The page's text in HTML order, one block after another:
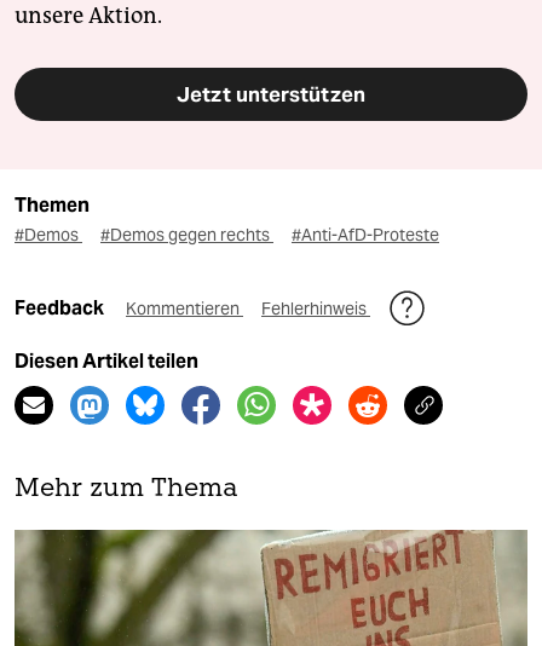
unsere Aktion.
Jetzt unterstützen
Themen
#Demos #Demos gegen rechts #Anti-AfD-Proteste
Feedback Kommentieren Fehlerhinweis
Diesen Artikel teilen
Mehr zum Thema